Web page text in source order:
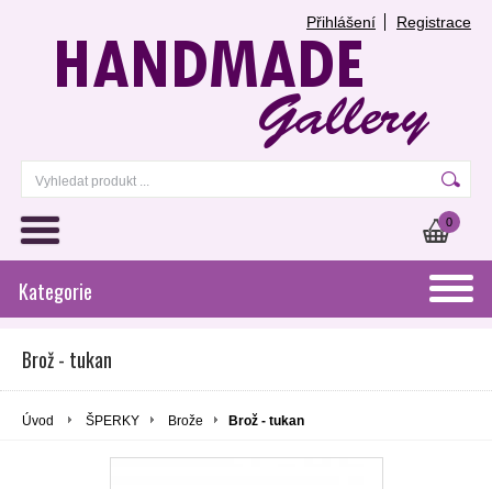
Přihlášení Registrace
0
Kategorie
Brož - tukan
Úvod ŠPERKY Brože Brož - tukan